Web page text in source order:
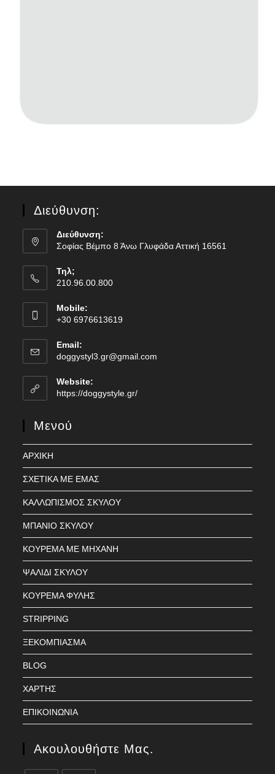
Διεύθυνση:
Διεύθυνση:
Σοφίας Βέμπο 8 Άνω Γλυφάδα Αττική 16561
Τηλ;
210.96.00.800
Mobile:
+30 6976613619
Email:
doggystyl3.gr@gmail.com
Website:
https://doggystyle.gr/
Μενού
ΑΡΧΙΚΗ
ΣΧΕΤΙΚΑ ΜΕ ΕΜΑΣ
ΚΑΛΛΩΠΙΣΜΟΣ ΣΚΥΛΟΥ
ΜΠΑΝΙΟ ΣΚΥΛΟΥ
ΚΟΥΡΕΜΑ ΜΕ ΜΗΧΑΝΗ
ΨΑΛΙΔΙ ΣΚΥΛΟΥ
ΚΟΥΡΕΜΑ ΦΥΛΗΣ
STRIPPING
ΞΕΚΟΜΠΙΑΣΜΑ
BLOG
ΧΑΡΤΗΣ
ΕΠΙΚΟΙΝΩΝΙΑ
Ακουλουθήστε Μας.